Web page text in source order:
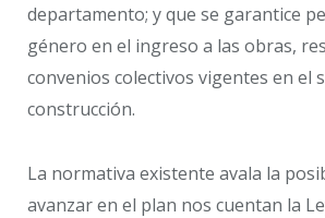
departamento; y que se garantice
género en el ingreso a las obras,
convenios colectivos vigentes en el
construcción.
La normativa existente avala la
avanzar en el plan nos cuentan la